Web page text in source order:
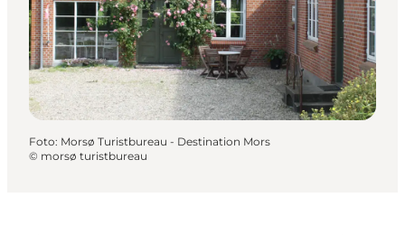
Foto: Morsø Turistbureau - Destination Mors
© morsø turistbureau